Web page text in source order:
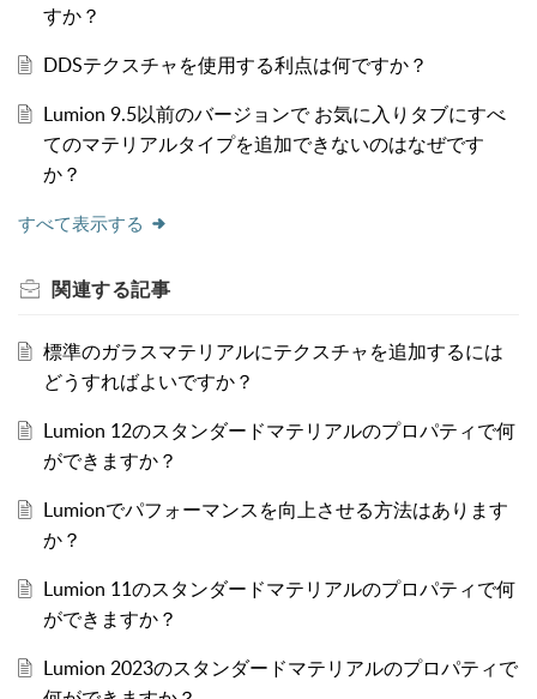
すか？
DDSテクスチャを使用する利点は何ですか？
Lumion 9.5以前のバージョンで お気に入りタブにすべ
てのマテリアルタイプを追加できないのはなぜです
か？
すべて表示する
関連する記事
標準のガラスマテリアルにテクスチャを追加するには
どうすればよいですか？
Lumion 12のスタンダードマテリアルのプロパティで何
ができますか？
Lumionでパフォーマンスを向上させる方法はあります
か？
Lumion 11のスタンダードマテリアルのプロパティで何
ができますか？
Lumion 2023のスタンダードマテリアルのプロパティで